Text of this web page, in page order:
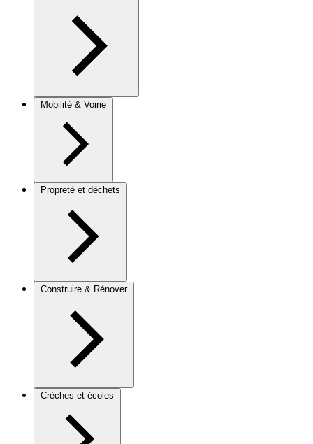
Mobilité & Voirie
Propreté et déchets
Construire & Rénover
Crèches et écoles